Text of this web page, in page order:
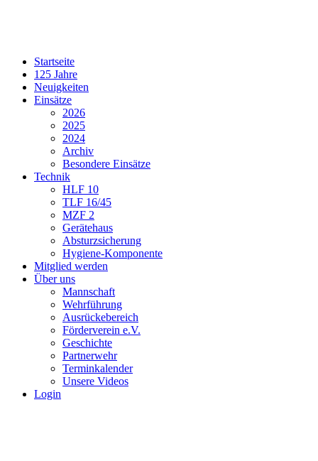
Startseite
125 Jahre
Neuigkeiten
Einsätze
2026
2025
2024
Archiv
Besondere Einsätze
Technik
HLF 10
TLF 16/45
MZF 2
Gerätehaus
Absturzsicherung
Hygiene-Komponente
Mitglied werden
Über uns
Mannschaft
Wehrführung
Ausrückebereich
Förderverein e.V.
Geschichte
Partnerwehr
Terminkalender
Unsere Videos
Login